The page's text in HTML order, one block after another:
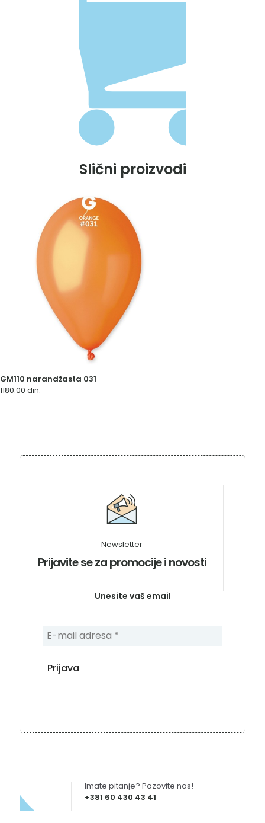
Slični proizvodi
GM110 narandžasta 031
1180.00 din.
Prijavite se za promocije i novosti
Newsletter
Unesite vaš email
+381 60 430 43 41
Imate pitanje? Pozovite nas!